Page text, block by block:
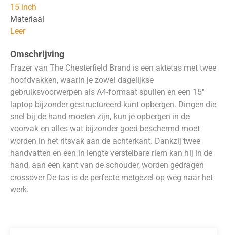
15 inch
Materiaal
Leer
Omschrijving
Frazer van The Chesterfield Brand is een aktetas met twee
hoofdvakken, waarin je zowel dagelijkse
gebruiksvoorwerpen als A4-formaat spullen en een 15″
laptop bijzonder gestructureerd kunt opbergen. Dingen die
snel bij de hand moeten zijn, kun je opbergen in de
voorvak en alles wat bijzonder goed beschermd moet
worden in het ritsvak aan de achterkant. Dankzij twee
handvatten en een in lengte verstelbare riem kan hij in de
hand, aan één kant van de schouder, worden gedragen
crossover De tas is de perfecte metgezel op weg naar het
werk.